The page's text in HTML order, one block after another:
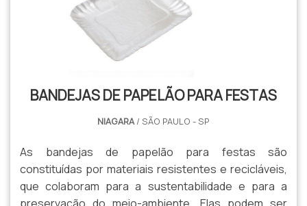
BANDEJAS DE PAPELÃO PARA FESTAS
NIAGARA/ SÃO PAULO - SP
As bandejas de papelão para festas são
constituídas por materiais resistentes e recicláveis,
que colaboram para a sustentabilidade e para a